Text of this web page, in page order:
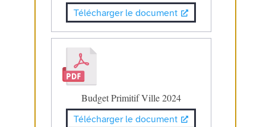
Télécharger le document
Budget Primitif Ville 2024
Télécharger le document